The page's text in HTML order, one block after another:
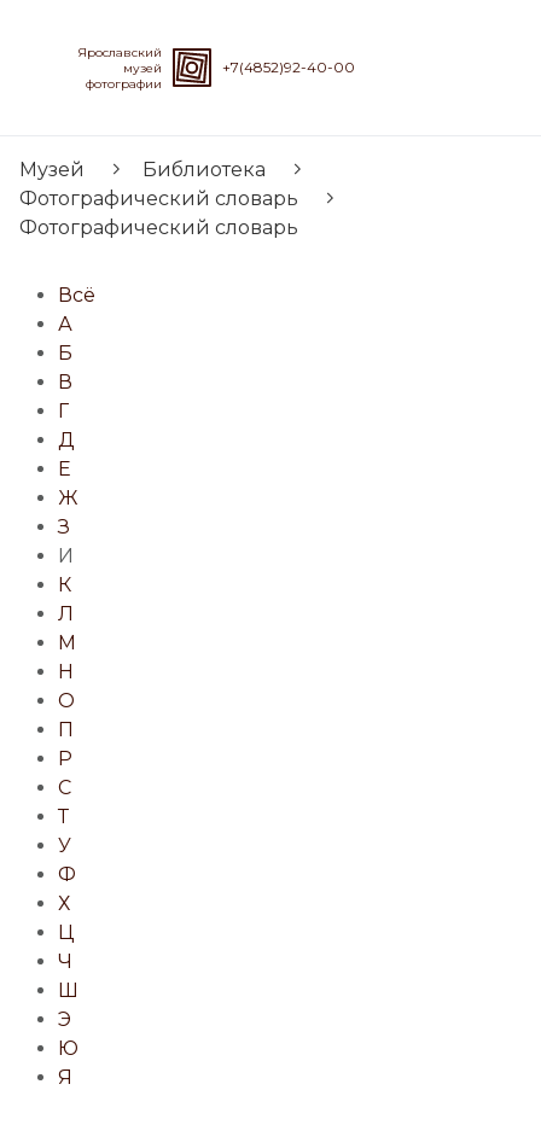
Ярославский
музей
фотографии
+7(4852)92-40-00
Музей
Библиотека
Фотографический словарь
Фотографический словарь
Всё
А
Б
В
Г
Д
Е
Ж
З
И
К
Л
М
Н
О
П
Р
С
Т
У
Ф
Х
Ц
Ч
Ш
Э
Ю
Я